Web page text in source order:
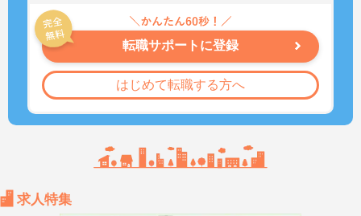
転職サポートに登録
はじめて転職する方へ
求人特集